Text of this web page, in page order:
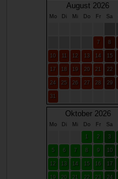
August 2026
Mo Di Mi Do Fr Sa
7 8
10 12 13 14 15
17 18 19 20 21 22
24 25 26 27 28 29
31
Oktober 2026
Mo Di Mi Do Fr Sa
2 3
5 6 7 8 9 10
12 13 14 15 16 17
19 20 21 22 23 24